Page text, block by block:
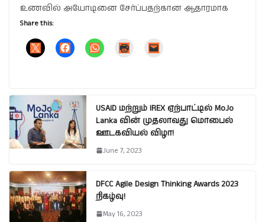
உணவில் அயோடினை சேர்ப்பதற்கான ஆதாரமாக
Share this:
USAID மற்றும் IREX ஏற்பாட்டில் MoJo
Lanka வின் முதலாவது மொபைல்
ஊடகவியல் விழா!
June 7, 2023
DFCC Agile Design Thinking Awards 2023
நிகழ்வு!
May 16, 2023